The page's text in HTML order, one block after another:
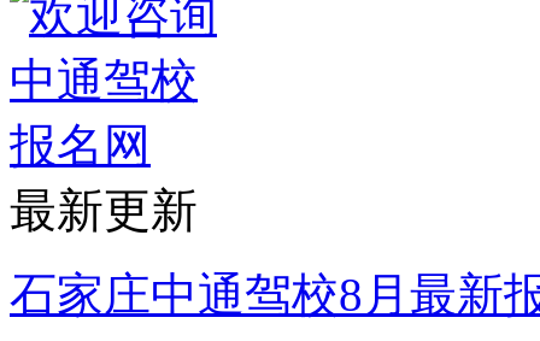
最新更新
石家庄中通驾校8月最新